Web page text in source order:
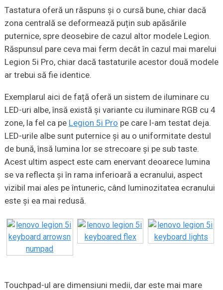
Tastatura oferă un răspuns și o cursă bune, chiar dacă
zona centrală se deformează puțin sub apăsările
puternice, spre deosebire de cazul altor modele Legion.
Răspunsul pare ceva mai ferm decât în cazul mai marelui
Legion 5i Pro, chiar dacă tastaturile acestor două modele
ar trebui să fie identice.
Exemplarul aici de față oferă un sistem de iluminare cu
LED-uri albe, însă există și variante cu iluminare RGB cu 4
zone, la fel ca pe Legion 5i Pro pe care l-am testat deja.
LED-urile albe sunt puternice și au o uniformitate destul
de bună, însă lumina lor se strecoare și pe sub taste.
Acest ultim aspect este cam enervant deoarece lumina
se va reflecta și în rama inferioară a ecranului, aspect
vizibil mai ales pe întuneric, când luminozitatea ecranului
este și ea mai redusă.
Touchpad-ul are dimensiuni medii, dar este mai mare